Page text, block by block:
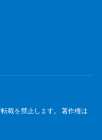
載を禁止します。 著作権は